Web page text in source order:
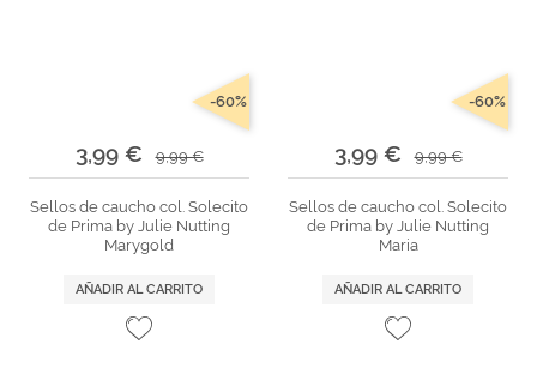
3,99 € 9,99 €
-60%
Sellos de caucho col. Solecito
de Prima by Julie Nutting
Marygold
AÑADIR AL CARRITO
3,99 € 9,99 €
-60%
Sellos de caucho col. Solecito
de Prima by Julie Nutting
Maria
AÑADIR AL CARRITO